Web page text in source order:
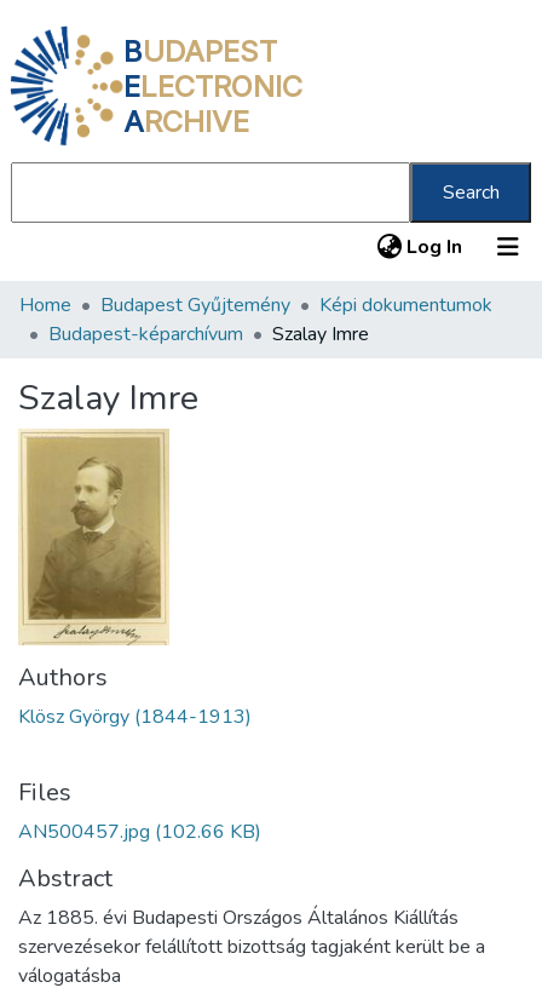
BUDAPEST
ELECTRONIC
ARCHIVE
Search
Log In (current)
Communities & Collections
Statistics
About us
Home Budapest Gyűjtemény
Képi dokumentumok
Budapest-képarchívum
Szalay Imre
Szalay Imre
Authors
Klösz György (1844-1913)
Files
AN500457.jpg (102.66 KB)
Abstract
Az 1885. évi Budapesti Országos Általános Kiállítás
szervezésekor felállított bizottság tagjaként került be a
válogatásba